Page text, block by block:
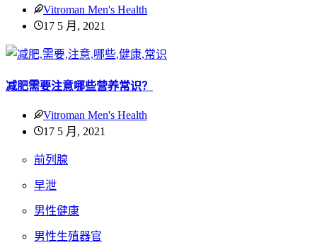
Vitroman Men's Health
17 5 月, 2021
减肥需要注意哪些营养常识？
Vitroman Men's Health
17 5 月, 2021
前列腺
早泄
男性健康
男性生殖器官